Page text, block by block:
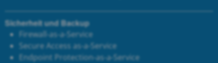
Sicherheit und Backup
Firewall-as-a-Service
Secure Access as-a-Service
Endpoint Protection-as-a-Service